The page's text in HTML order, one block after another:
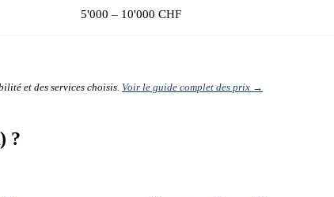
5'000 – 10'000 CHF
et des services choisis. Voir le guide complet des prix →
?